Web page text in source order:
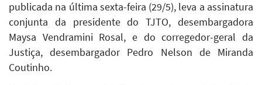
publicada na última sexta-feira (29/5), leva a assinatura
conjunta da presidente do TJTO, desembargadora
Maysa Vendramini Rosal, e do corregedor-geral da
Justiça, desembargador Pedro Nelson de Miranda
Coutinho.